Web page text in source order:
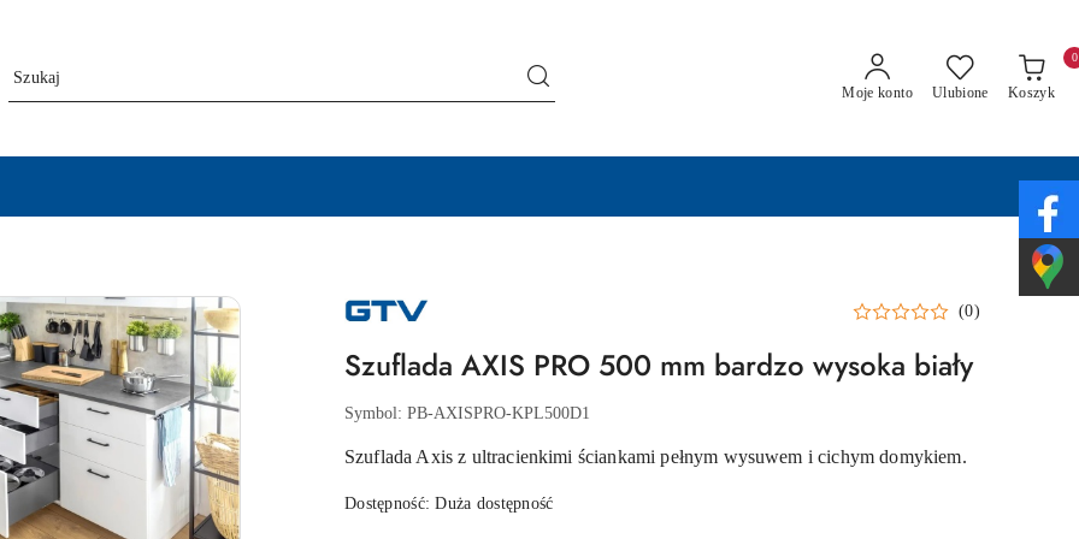
Moje konto Ulubione Koszyk
0
NAZWA
PRODUCENTA:
(0)
Szuflada AXIS PRO 500 mm bardzo wysoka biały
Symbol: PB-AXISPRO-KPL500D1
Szuflada Axis z ultracienkimi ściankami pełnym wysuwem i cichym domykiem.
Dostępność:Duża dostępność